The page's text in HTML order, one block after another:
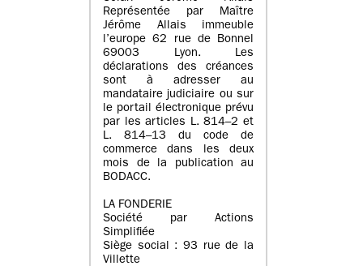
Représentée par Maître
Jérôme Allais immeuble
l’europe 62 rue de Bonnel
69003 Lyon. Les
déclarations des créances
sont à adresser au
mandataire judiciaire ou sur
le portail électronique prévu
par les articles L. 814–2 et
L. 814–13 du code de
commerce dans les deux
mois de la publication au
BODACC.
LA FONDERIE
Société par Actions
Simplifiée
Siège social : 93 rue de la
Villette